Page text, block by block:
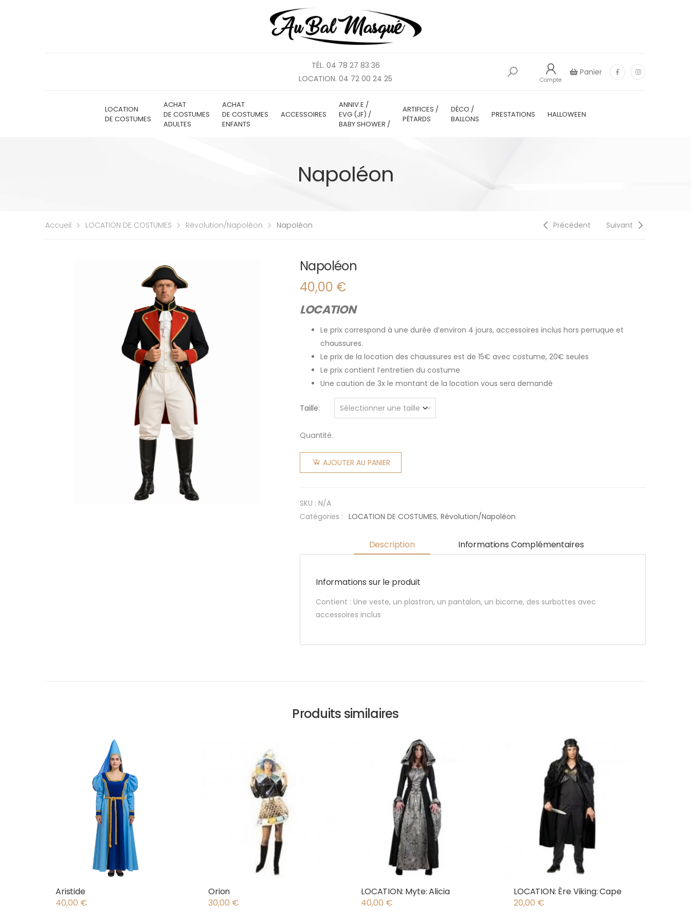
TÉL. 04 78 27 83 36
LOCATION. 04 72 00 24 25
Compte
Panier
LOCATION
DE COSTUMES
ACHAT
DE COSTUMES
ADULTES
ACHAT
DE COSTUMES
ENFANTS
ACCESSOIRES
ANNIV.E /
EVG (JF) /
BABY SHOWER /
ARTIFICES /
PÉTARDS
DÉCO./
BALLONS
PRESTATIONS HALLOWEEN
Napoléon
Accueil LOCATION DE COSTUMES Révolution/Napoléon Napoléon Précédent Suivant
Napoléon
40,00 €
LOCATION
Le prix correspond à une durée d’environ 4 jours, accessoires inclus hors perruque et
chaussures.
Le prix de la location des chaussures est de 15€ avec costume, 20€ seules
Le prix contient l’entretien du costume
Une caution de 3x le montant de la location vous sera demandé
Taille
Quantité:
quantité
de
Napoléon
AJOUTER AU PANIER
SKU : N/A
Catégories : LOCATION DE COSTUMES, Révolution/Napoléon
Description Informations Complémentaires
Informations sur le produit
Contient : Une veste, un plastron, un pantalon, un bicorne, des surbottes avec
accessoires inclus
Produits similaires
Aristide
40,00 €
Orion
30,00 €
LOCATION: Myte: Alicia
40,00 €
LOCATION: Ère Viking: Cape
20,00 €